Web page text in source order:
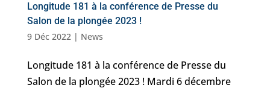
Longitude 181 à la conférence de Presse du
Salon de la plongée 2023 !
9 Déc 2022| News
Longitude 181 à la conférence de Presse du
Salon de la plongée 2023 ! Mardi 6 décembre